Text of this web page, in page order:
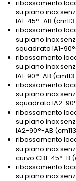
ribassamento
su piano inox
IA1-45°-AB
ribassamento
su piano inox
squadrato IA1-
ribassamento
su piano inox
IA1-90°-AB
ribassamento
su piano inox
squadrato IA2-
ribassamento
su piano inox
IA2-90°-AB
ribassamento
su piano inox
curvo CB1-45°-B
ribassamento
su piano inox